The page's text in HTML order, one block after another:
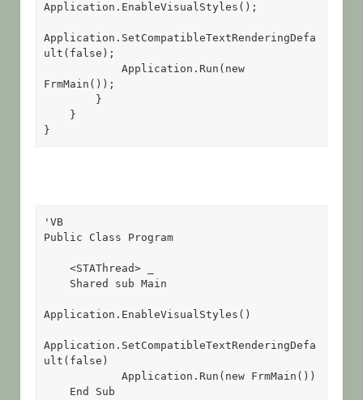
Application.EnableVisualStyles();
Application.SetCompatibleTextRenderingDefa
ult(false);
            Application.Run(new
FrmMain());
}
'VB
Public Class Program
    <STAThread> _
Application.EnableVisualStyles()
Application.SetCompatibleTextRenderingDefa
ult(false)
            Application.Run(new FrmMain())